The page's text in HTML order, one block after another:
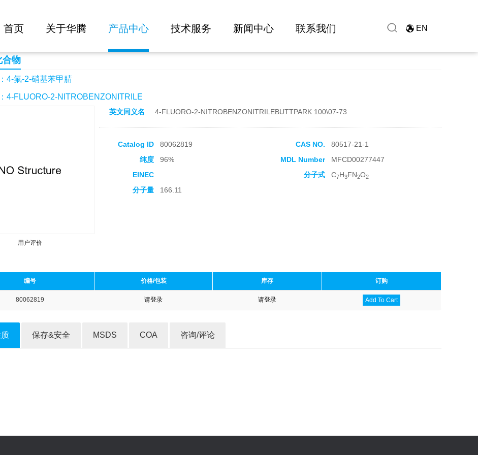
首页 关于华腾 产品中心 技术服务 新闻中心 联系我们 EN
甲腈
合物
4-氟-2-硝基苯甲腈
4-FLUORO-2-NITROBENZONITRILE
用户评价
英文同义名 4-FLUORO-2-NITROBENZONITRILEBUTTPARK 100\07-73
Catalog ID 80062819 CAS NO.
80517-21-1
纯度
96% MDL Number
MFCD00277447
EINEC
分子式 C7H3FN2O2
分子量 166.11
编号 价格/包装 库存 订购
80062819 请登录 请登录 Add To Cart
保存&安全 MSDS COA 咨询/评论